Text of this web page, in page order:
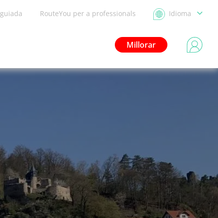
RouteYou per a professionals Idioma
Millorar